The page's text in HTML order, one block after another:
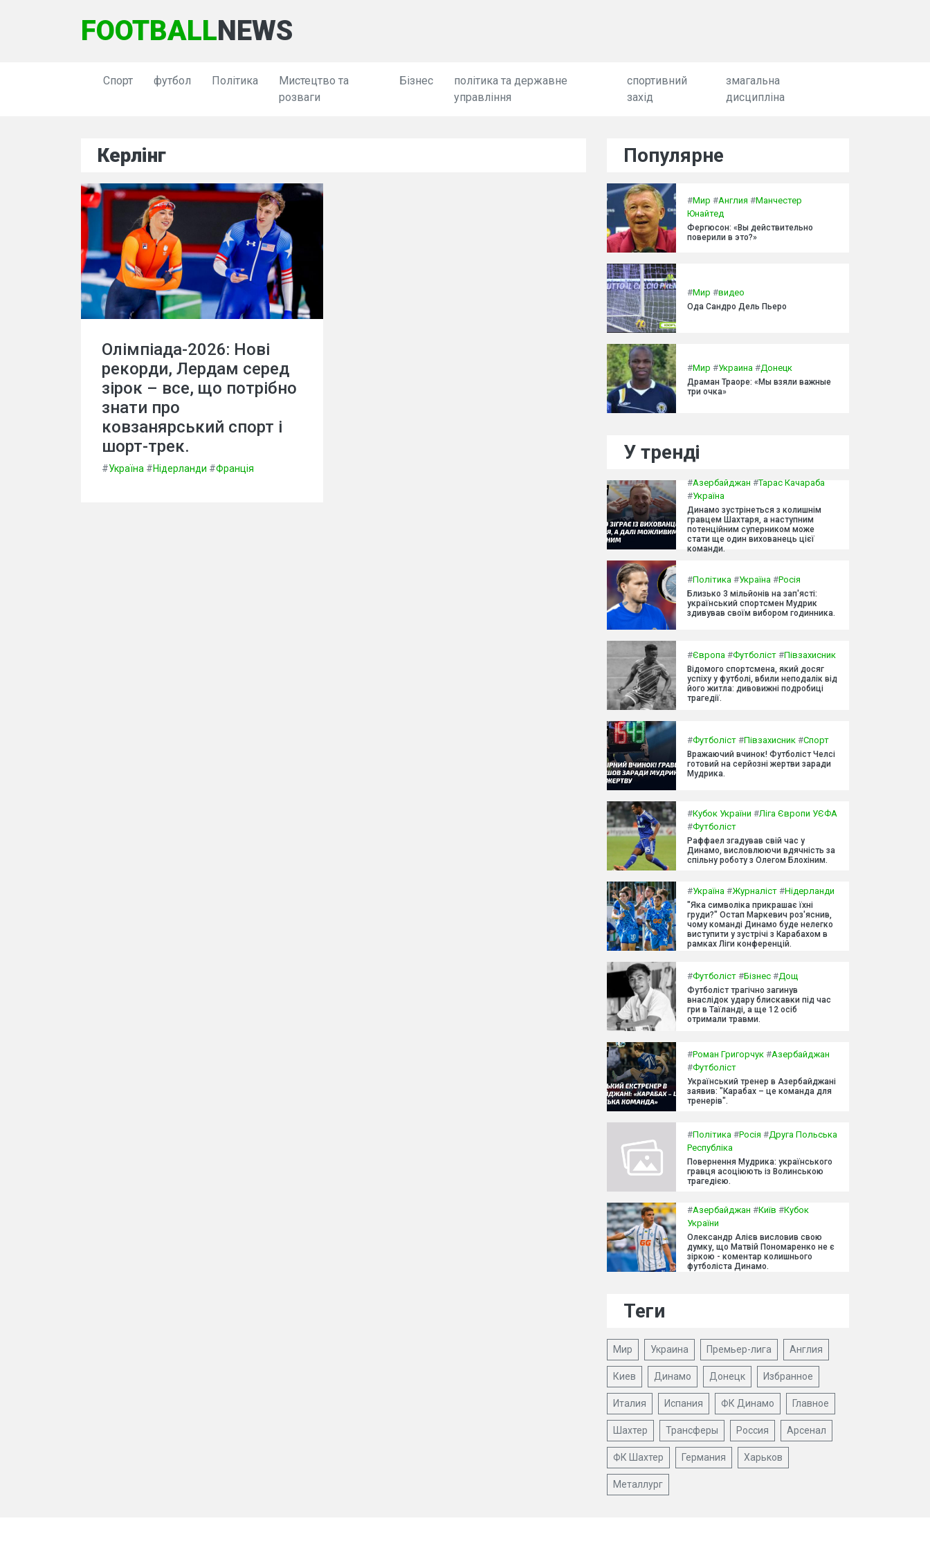
FOOTBALLNEWS
Спорт футбол Політика
Мистецтво та
розваги
Бізнес
політика та державне
управління
спортивний
захід
змагальна
дисципліна
Керлінг
Олімпіада-2026: Нові
рекорди, Лердам серед
зірок – все, що потрібно
знати про
ковзанярський спорт і
шорт-трек.
#Україна #Нідерланди #Франція
Популярне
#Мир #Англия #Манчестер
Юнайтед
Фергюсон: «Вы действительно
поверили в это?»
#Мир #видео
Ода Сандро Дель Пьеро
#Мир #Украина #Донецк
Драман Траоре: «Мы взяли важные
три очка»
У тренді
#Азербайджан #Тарас Качараба
#Україна
Динамо зустрінеться з колишнім
гравцем Шахтаря, а наступним
потенційним суперником може
стати ще один вихованець цієї
команди.
#Політика #Україна #Росія
Близько 3 мільйонів на зап'ясті:
український спортсмен Мудрик
здивував своїм вибором годинника.
#Європа #Футболіст #Півзахисник
Відомого спортсмена, який досяг
успіху у футболі, вбили неподалік від
його житла: дивовижні подробиці
трагедії.
#Футболіст #Півзахисник #Спорт
Вражаючий вчинок! Футболіст Челсі
готовий на серйозні жертви заради
Мудрика.
#Кубок України #Ліга Європи УЄФА
#Футболіст
Раффаел згадував свій час у
Динамо, висловлюючи вдячність за
спільну роботу з Олегом Блохіним.
#Україна #Журналіст #Нідерланди
"Яка символіка прикрашає їхні
груди?" Остап Маркевич роз'яснив,
чому команді Динамо буде нелегко
виступити у зустрічі з Карабахом в
рамках Ліги конференцій.
#Футболіст #Бізнес #Дощ
Футболіст трагічно загинув
внаслідок удару блискавки під час
гри в Таїланді, а ще 12 осіб
отримали травми.
#Роман Григорчук #Азербайджан
#Футболіст
Український тренер в Азербайджані
заявив: "Карабах – це команда для
тренерів".
#Політика #Росія #Друга Польська
Республіка
Повернення Мудрика: українського
гравця асоціюють із Волинською
трагедією.
#Азербайджан #Київ #Кубок
України
Олександр Алієв висловив свою
думку, що Матвій Пономаренко не є
зіркою - коментар колишнього
футболіста Динамо.
Теги
Мир Украина Премьер-лига Англия
Киев Динамо Донецк Избранное
Италия Испания ФК Динамо Главное
Шахтер Трансферы Россия Арсенал
ФК Шахтер Германия Харьков
Металлург